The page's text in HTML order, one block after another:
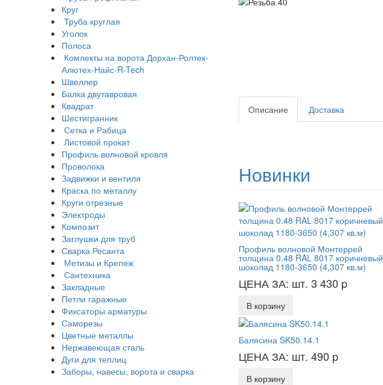
Круг
Труба круглая
Уголок
Полоса
Комлекты на ворота Дорхан-Ролтек-
Алютех-Найс-R-Tech
Швеллер
Балка двутавровая
Квадрат
Шестигранник
Сетка и Рабица
Листовой прокат
Профиль волновой кровля
Проволока
Задвижки и вентиля
Краска по металлу
Круги отрезные
Электроды
Композит
Заглушки для труб
Сварка Ресанта
Метизы и Крепеж
Сантехника
Закладные
Петли гаражные
Фиксаторы арматуры
Саморезы
Цветные металлы
Нержавеющая сталь
Дуги для теплиц
Заборы, навесы, ворота и сварка
Описание
Доставка
Новинки
Профиль волновой Монтеррей
толщина 0.48 RAL 8017 коричневый
шоколад 1180-3650 (4,307 кв.м)
ЦЕНА ЗА: шт. 3 430 p
В корзину
Балясина SK50.14.1
ЦЕНА ЗА: шт. 490 p
В корзину